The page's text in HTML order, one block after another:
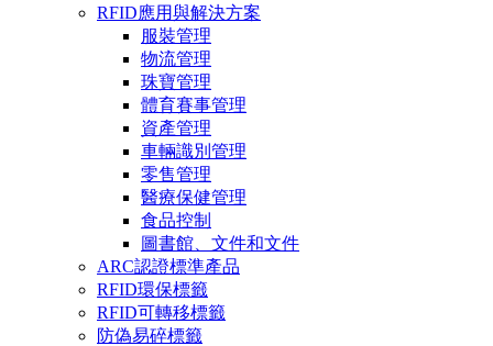
RFID應用與解決方案
服裝管理
物流管理
珠寶管理
體育賽事管理
資產管理
車輛識別管理
零售管理
醫療保健管理
食品控制
圖書館、文件和文件
ARC認證標準產品
RFID環保標籤
RFID可轉移標籤
防偽易碎標籤